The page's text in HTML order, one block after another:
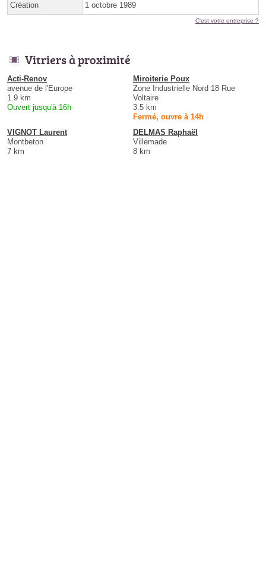
Création 1 octobre 1989
C'est votre entreprise ?
Vitriers à proximité
Acti-Renov
avenue de l'Europe
1.9 km
Ouvert jusqu'à 16h
Miroiterie Poux
Zone Industrielle Nord 18 Rue
Voltaire
3.5 km
Fermé, ouvre à 14h
VIGNOT Laurent
Montbeton
7 km
DELMAS Raphaël
Villemade
8 km